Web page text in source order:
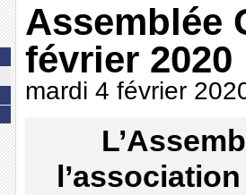
Assemblée
février 2020
mardi 4 février